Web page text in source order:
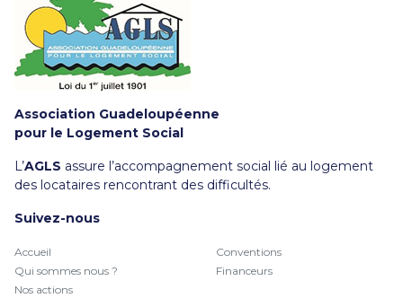
Association Guadeloupéenne
pour le Logement Social
L’AGLS assure l’accompagnement social lié au logement
des locataires rencontrant des difficultés.
Suivez-nous
Accueil
Qui sommes nous ?
Nos actions
Conventions
Financeurs